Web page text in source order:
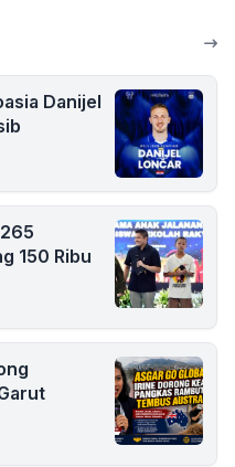
Danijel
150 Ribu